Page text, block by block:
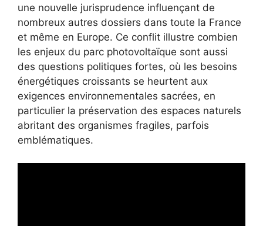
une nouvelle jurisprudence influençant de
nombreux autres dossiers dans toute la France
et même en Europe. Ce conflit illustre combien
les enjeux du parc photovoltaïque sont aussi
des questions politiques fortes, où les besoins
énergétiques croissants se heurtent aux
exigences environnementales sacrées, en
particulier la préservation des espaces naturels
abritant des organismes fragiles, parfois
emblématiques.